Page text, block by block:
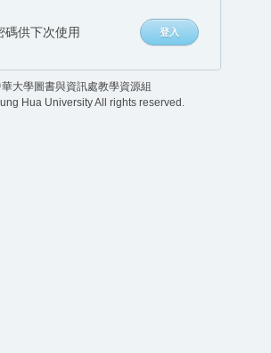
碼供下次使用
大學圖書與資訊處教學資源組
Hua University All rights reserved.